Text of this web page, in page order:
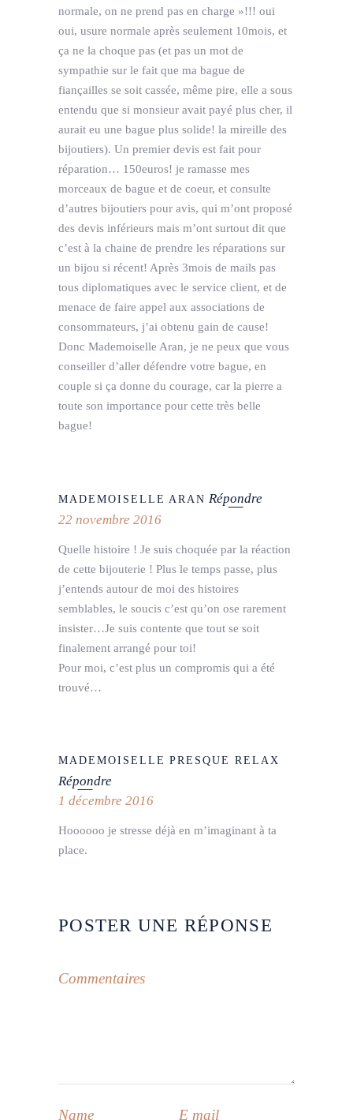
normale, on ne prend pas en charge »!!! oui
oui, usure normale après seulement 10mois, et
ça ne la choque pas (et pas un mot de
sympathie sur le fait que ma bague de
fiançailles se soit cassée, même pire, elle a sous
entendu que si monsieur avait payé plus cher, il
aurait eu une bague plus solide! la mireille des
bijoutiers). Un premier devis est fait pour
réparation… 150euros! je ramasse mes
morceaux de bague et de coeur, et consulte
d’autres bijoutiers pour avis, qui m’ont proposé
des devis inférieurs mais m’ont surtout dit que
c’est à la chaine de prendre les réparations sur
un bijou si récent! Après 3mois de mails pas
tous diplomatiques avec le service client, et de
menace de faire appel aux associations de
consommateurs, j’ai obtenu gain de cause!
Donc Mademoiselle Aran, je ne peux que vous
conseiller d’aller défendre votre bague, en
couple si ça donne du courage, car la pierre a
toute son importance pour cette très belle
bague!
MADEMOISELLE ARAN Répondre
22 novembre 2016
Quelle histoire ! Je suis choquée par la réaction
de cette bijouterie ! Plus le temps passe, plus
j’entends autour de moi des histoires
semblables, le soucis c’est qu’on ose rarement
insister…Je suis contente que tout se soit
finalement arrangé pour toi!
Pour moi, c’est plus un compromis qui a été
trouvé…
MADEMOISELLE PRESQUE RELAX
Répondre
1 décembre 2016
Hoooooo je stresse déjà en m’imaginant à ta
place.
POSTER UNE RÉPONSE